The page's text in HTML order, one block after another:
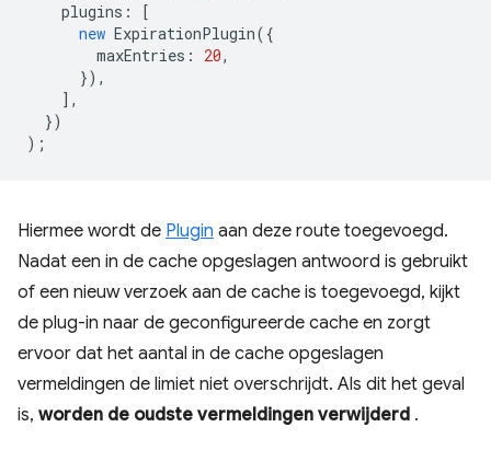
plugins :
[
new ExpirationPlugin({
maxEntries : 20,
}),
],
})
);
Hiermee wordt de Plugin aan deze route toegevoegd.
Nadat een in de cache opgeslagen antwoord is gebruikt
of een nieuw verzoek aan de cache is toegevoegd, kijkt
de plug-in naar de geconfigureerde cache en zorgt
ervoor dat het aantal in de cache opgeslagen
vermeldingen de limiet niet overschrijdt. Als dit het geval
is, worden de oudste vermeldingen verwijderd .